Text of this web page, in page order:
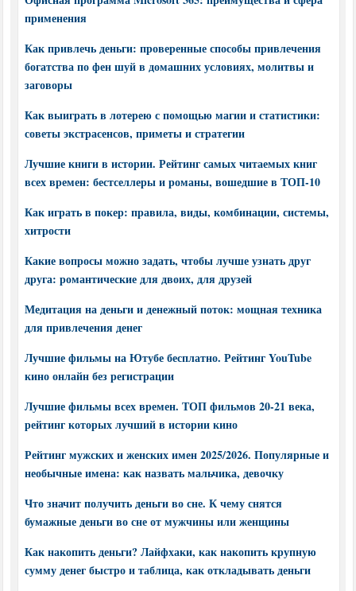
применения
Как привлечь деньги: проверенные способы привлечения
богатства по фен шуй в домашних условиях, молитвы и
заговоры
Как выиграть в лотерею с помощью магии и статистики:
советы экстрасенсов, приметы и стратегии
Лучшие книги в истории. Рейтинг самых читаемых книг
всех времен: бестселлеры и романы, вошедшие в ТОП-10
Как играть в покер: правила, виды, комбинации, системы,
хитрости
Какие вопросы можно задать, чтобы лучше узнать друг
друга: романтические для двоих, для друзей
Медитация на деньги и денежный поток: мощная техника
для привлечения денег
Лучшие фильмы на Ютубе бесплатно. Рейтинг YouTube
кино онлайн без регистрации
Лучшие фильмы всех времен. ТОП фильмов 20-21 века,
рейтинг которых лучший в истории кино
Рейтинг мужских и женских имен 2025/2026. Популярные и
необычные имена: как назвать мальчика, девочку
Что значит получить деньги во сне. К чему снятся
бумажные деньги во сне от мужчины или женщины
Как накопить деньги? Лайфхаки, как накопить крупную
сумму денег быстро и таблица, как откладывать деньги